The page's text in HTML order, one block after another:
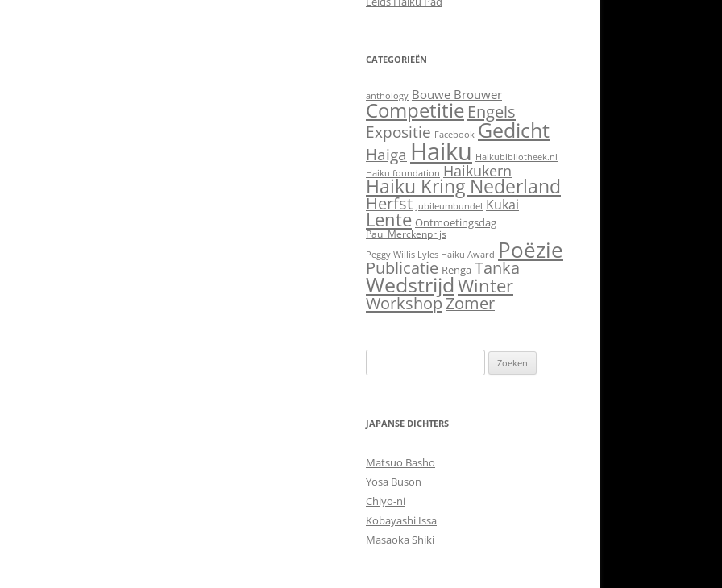
CATEGORIEËN
anthology Bouwe Brouwer
Competitie Engels
Expositie Facebook Gedicht
Haiga Haiku Haikubibliotheek.nl
Haiku foundation Haikukern
Haiku Kring Nederland
Herfst Jubileumbundel Kukai
Lente Ontmoetingsdag
Paul Merckenprijs
Peggy Willis Lyles Haiku Award Poëzie
Publicatie Renga Tanka
WedstrijdWinter
WorkshopZomer
naar:
JAPANSE DICHTERS
Matsuo Basho
Yosa Buson
Chiyo-ni
Kobayashi Issa
Masaoka Shiki